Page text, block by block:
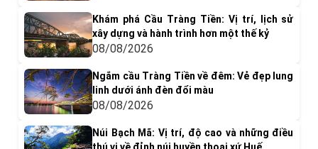
Khám phá Cầu Tràng Tiền: Vị trí, lịch sử
xây dựng và hành trình hơn một thế kỷ
08/08/2026
Ngắm cầu Tràng Tiền về đêm: Vẻ đẹp lung
linh dưới ánh đèn đổi màu
08/08/2026
Núi Bạch Mã: Vị trí, độ cao và những điều